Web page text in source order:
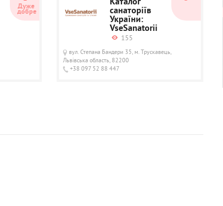
Дуже
добре санаторіїв
України:
VseSanatorii
155
вул. Степана Бандери 35, м. Трускавець,
Львівська область, 82200
+38 097 52 88 447